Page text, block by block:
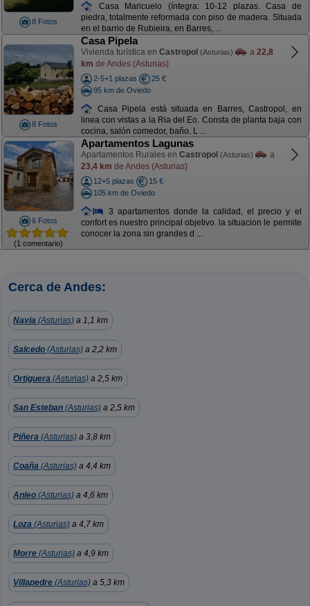
8 Fotos
Casa Maricuelo (íntegra: 10-12 plazas. Casa de
piedra, totalmente reformada con piso de madera. Situada
en el barrio de Rubieira, en Barres, ...
8 Fotos
Casa Pipela
Vivienda turística en Castropol (Asturias) a 22,8
km de Andes (Asturias)
2-5+1 plazas
25 €
95 km de Oviedo
Casa Pipela está situada en Barres, Castropol, en
linea con vistas a la Ria del Eo. Consta de planta baja con
cocina, salón comedor, baño. L ...
6 Fotos
(1 comentario)
Apartamentos Lagunas
Apartamentos Rurales en Castropol (Asturias)
a
23,4 km de Andes (Asturias)
12+5 plazas
15 €
105 km de Oviedo
3 apartamentos donde la calidad, el precio y el
confort es nuestro principal objetivo. la situacion le permite
conocer la zona sin grandes d ...
Cerca de Andes:
Navia (Asturias) a 1,1 km
Salcedo (Asturias) a 2,2 km
Ortiguera (Asturias) a 2,5 km
San Esteban (Asturias) a 2,5 km
Piñera (Asturias) a 3,8 km
Coaña (Asturias) a 4,4 km
Anleo (Asturias) a 4,6 km
Loza (Asturias) a 4,7 km
Morre (Asturias) a 4,9 km
Villapedre (Asturias) a 5,3 km